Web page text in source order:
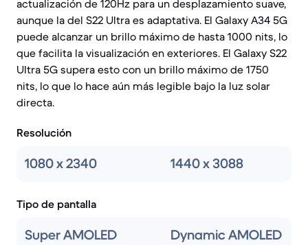
actualización de 120Hz para un desplazamiento suave,
aunque la del S22 Ultra es adaptativa. El Galaxy A34 5G
puede alcanzar un brillo máximo de hasta 1000 nits, lo
que facilita la visualización en exteriores. El Galaxy S22
Ultra 5G supera esto con un brillo máximo de 1750
nits, lo que lo hace aún más legible bajo la luz solar
directa.
Resolución
1080 x 2340 1440 x 3088
Tipo de pantalla
Super AMOLED
Dynamic AMOLED